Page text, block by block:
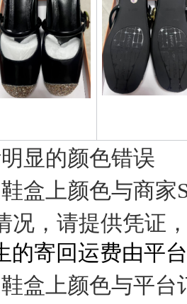
显的颜色错误
盒上颜色与商家
况，请提供凭证
的寄回运费由平
盒上颜色与平